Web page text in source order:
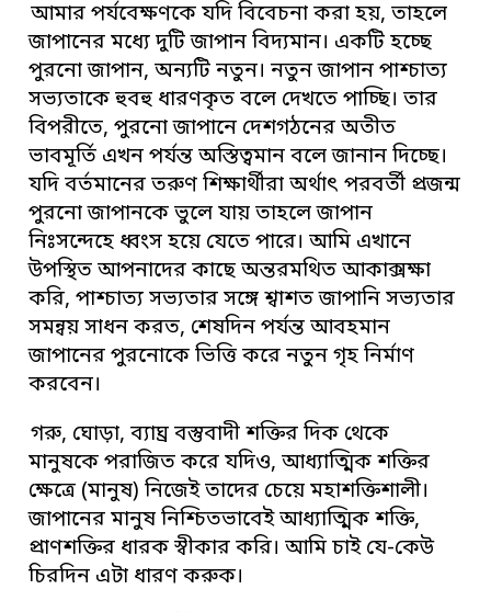
আমার পর্যবেক্ষণকে যদি বিবেচনা করা হয়, তাহলে
জাপানের মধ্যে দুটি জাপান বিদ্যমান। একটি হচ্ছে
পুরনো জাপান, অন্যটি নতুন। নতুন জাপান পাশ্চাত্য
সভ্যতাকে হুবহু ধারণকৃত বলে দেখতে পাচ্ছি। তার
বিপরীতে, পুরনো জাপানে দেশগঠনের অতীত
ভাবমূর্তি এখন পর্যন্ত অস্তিত্বমান বলে জানান দিচ্ছে।
যদি বর্তমানের তরুণ শিক্ষার্থীরা অর্থাৎ পরবর্তী প্রজন্ম
পুরনো জাপানকে ভুলে যায় তাহলে জাপান
নিঃসন্দেহে ধ্বংস হয়ে যেতে পারে। আমি এখানে
উপস্থিত আপনাদের কাছে অন্তরমথিত আকাক্সক্ষা
করি, পাশ্চাত্য সভ্যতার সঙ্গে শ্বাশত জাপানি সভ্যতার
সমন্বয় সাধন করত, শেষদিন পর্যন্ত আবহমান
জাপানের পুরনোকে ভিত্তি করে নতুন গৃহ নির্মাণ
করবেন।
গরু, ঘোড়া, ব্যাঘ্র বস্তুবাদী শক্তির দিক থেকে
মানুষকে পরাজিত করে যদিও, আধ্যাত্মিক শক্তির
ক্ষেত্রে (মানুষ) নিজেই তাদের চেয়ে মহাশক্তিশালী।
জাপানের মানুষ নিশ্চিতভাবেই আধ্যাত্মিক শক্তি,
প্রাণশক্তির ধারক স্বীকার করি। আমি চাই যে-কেউ
চিরদিন এটা ধারণ করুক।